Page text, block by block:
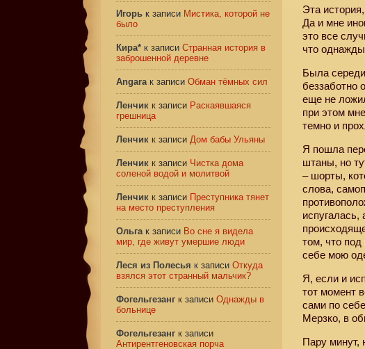
Эта
Да и мне
это все
что
Была
беззаботно
еще не
при этом
темно и
Я пошла
штаны, но
– шорты,
слова,
испугалась,
том, что под
себе мою
Я, если и
тот момент
сами по
Мерзко, в
Пару минут,
Игорь к записи Мистика, которой не
было
Кира* к записи Странная история в
заброшенной деревне
Angaraк записи Обман тёмных сил
Ленчик к записи Раскаявшаяся
грешница
Ленчик к записи Дом бабы Ульяны
Ленчик к записи Чистка дома
соленой водой и молитвой
Ленчик к записи Преступника тянет
на место преступления
Ольгак записи Во сне я видела
мир, где живут умершие люди
Леся из Полесья к записи Откуда
взялся этот странный мальчик?
Фогельгезанг к записи Однажды в
больнице
Фогельгезанг к записи
Антирентгеновская порча